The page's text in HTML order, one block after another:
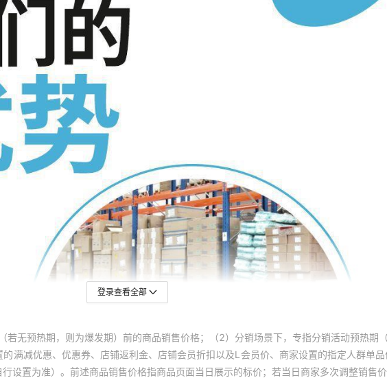
登录查看全部
若无预热期，则为爆发期）前的商品销售价格；（2）分销场景下，专指分销活动预热期
满减优惠、优惠券、店铺返利金、店铺会员折扣以及L会员价、商家设置的指定人群单
置为准）。前述商品销售价格指商品页面当日展示的标价；若当日商家多次调整销售